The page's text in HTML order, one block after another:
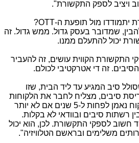
ויציב לספק התקשורת".
יתמודדו מול תופעת ה-OTT
?
שמדובר בעסק גדול. ממש גדול. זה
יכול להתעלם ממנו.
התקשורת הקווית עושים, זה להעביר
זה די אטרקטיבי לכולם.
סיב המגיע עד ליד הבית, שזו
סיבים, מצליח לחבר את הלקוחות
אליו לסיב וזה מבטיח לו לקוח נאמן לפחות ל-5 שנים אם לא יותר
רשתות סיבים ובוודאי לא בקלות.
חשוב לספקי התקשורת. לכן, הוא יכול
משלימים ובראשם הטלוויזיה".